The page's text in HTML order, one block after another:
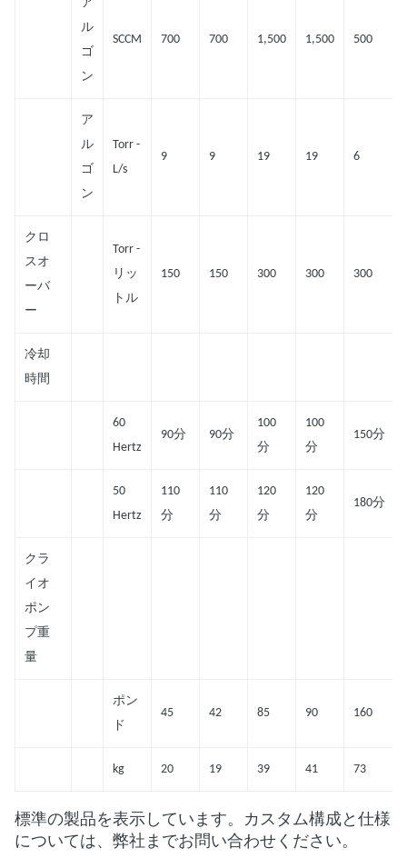
ア
ル
ゴ
ン
SCCM 700 700 1,500 1,500 500
ア
ル
ゴ
ン
Torr -
L/s
9 9 19 19 6
クロ
スオ
ーバ
ー
Torr -
リッ
トル
150 150 300 300 300
冷却
時間
60
Hertz
90分 90分
100
分
100
分
150分
50
Hertz
110
分
110
分
120
分
120
分
180分
クラ
イオ
ポン
プ重
量
ポン
ド
45 42 85 90 160
kg 20 19 39 41 73
標準の製品を表示しています。カスタム構成と仕様
については、弊社までお問い合わせください。